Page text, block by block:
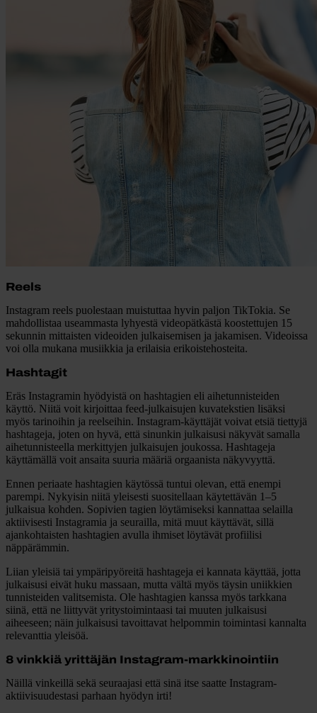
Reels
Instagram reels puolestaan muistuttaa hyvin paljon TikTokia. Se
mahdollistaa useammasta lyhyestä videopätkästä koostettujen 15
sekunnin mittaisten videoiden julkaisemisen ja jakamisen. Videoissa
voi olla mukana musiikkia ja erilaisia erikoistehosteita.
Hashtagit
Eräs Instagramin hyödyistä on hashtagien eli aihetunnisteiden
käyttö. Niitä voit kirjoittaa feed-julkaisujen kuvatekstien lisäksi
myös tarinoihin ja reelseihin. Instagram-käyttäjät voivat etsiä tiettyjä
hashtageja, joten on hyvä, että sinunkin julkaisusi näkyvät samalla
aihetunnisteella merkittyjen julkaisujen joukossa. Hashtageja
käyttämällä voit ansaita suuria määriä orgaanista näkyvyyttä.
Ennen periaate hashtagien käytössä tuntui olevan, että enempi
parempi. Nykyisin niitä yleisesti suositellaan käytettävän 1–5
julkaisua kohden. Sopivien tagien löytämiseksi kannattaa selailla
aktiivisesti Instagramia ja seurailla, mitä muut käyttävät, sillä
ajankohtaisten hashtagien avulla ihmiset löytävät profiilisi
näppärämmin.
Liian yleisiä tai ympäripyöreitä hashtageja ei kannata käyttää, jotta
julkaisusi eivät huku massaan, mutta vältä myös täysin uniikkien
tunnisteiden valitsemista. Ole hashtagien kanssa myös tarkkana
siinä, että ne liittyvät yritystoimintaasi tai muuten julkaisusi
aiheeseen; näin julkaisusi tavoittavat helpommin toimintasi kannalta
relevanttia yleisöä.
8 vinkkiä yrittäjän Instagram-markkinointiin
Näillä vinkeillä sekä seuraajasi että sinä itse saatte Instagram-
aktiivisuudestasi parhaan hyödyn irti!